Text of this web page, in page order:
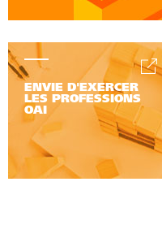
ENVIE D'EXERCER
LES PROFESSIONS
OAI